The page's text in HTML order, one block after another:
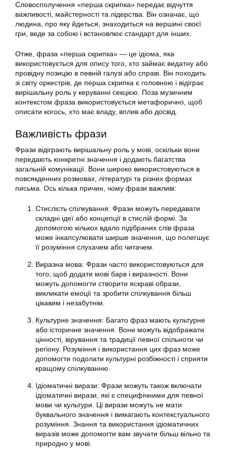
Словосполучення «перша скрипка» передає відчуття
важливості, майстерності та лідерства. Він означає, що
людина, про яку йдеться, знаходиться на вершині своєї
гри, веде за собою і встановлює стандарт для інших.
Отже, фраза «перша скрипка» — це ідіома, яка
використовується для опису того, хто займає видатну або
провідну позицію в певній галузі або справі. Він походить
зі світу оркестрів, де перша скрипка є головною і відіграє
вирішальну роль у керуванні секцією. Поза музичним
контекстом фраза використовується метафорично, щоб
описати когось, хто має владу, вплив або досвід.
Важливість фрази
Фрази відіграють вирішальну роль у мові, оскільки вони
передають конкретні значення і додають багатства
загальній комунікації. Вони широко використовуються в
повсякденних розмовах, літературі та різних формах
письма. Ось кілька причин, чому фрази важливі:
Стислість спілкування: Фрази можуть передавати
складні ідеї або концепції в стислій формі. За
допомогою кількох вдало підібраних слів фраза
може інкапсулювати ширше значення, що полегшує
її розуміння слухачем або читачем.
Виразна мова: Фрази часто використовуються для
того, щоб додати мові барв і виразності. Вони
можуть допомогти створити яскраві образи,
викликати емоції та зробити спілкування більш
цікавим і незабутнім.
Культурне значення: Багато фраз мають культурне
або історичне значення. Вони можуть відображати
цінності, вірування та традиції певної спільноти чи
регіону. Розуміння і використання цих фраз може
допомогти подолати культурні розбіжності і сприяти
кращому спілкуванню.
Ідіоматичні вирази: Фрази можуть також включати
ідіоматичні вирази, які є специфічними для певної
мови чи культури. Ці вирази можуть не мати
буквального значення і вимагають контекстуального
розуміння. Знання та використання ідіоматичних
виразів може допомогти вам звучати більш вільно та
природно у мові.